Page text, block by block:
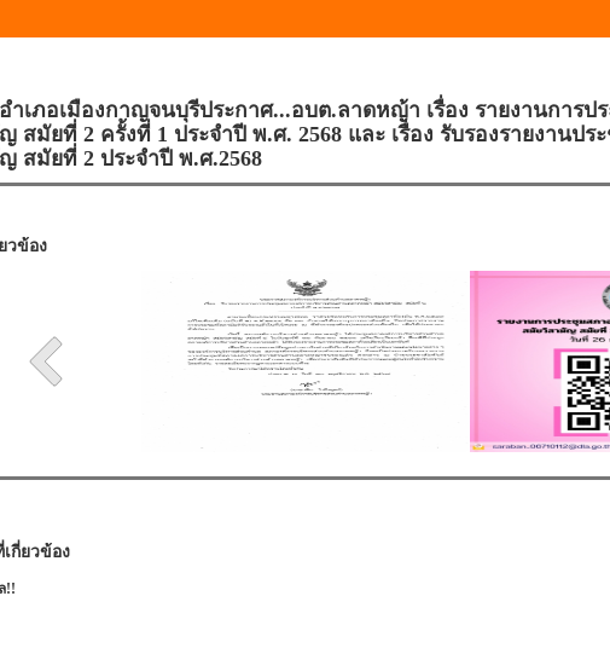
ำเภอเมืองกาญจนบุรีประกาศ...อบต.ลาดหญ้า เรื่อง รายงานการ
สมัยที่ 2 ครั้งที่ 1 ประจำปี พ.ศ. 2568 และ เรื่อง รับรองรายงาน
สมัยที่ 2 ประจำปี พ.ศ.2568
วข้อง
กี่ยวข้อง
!!